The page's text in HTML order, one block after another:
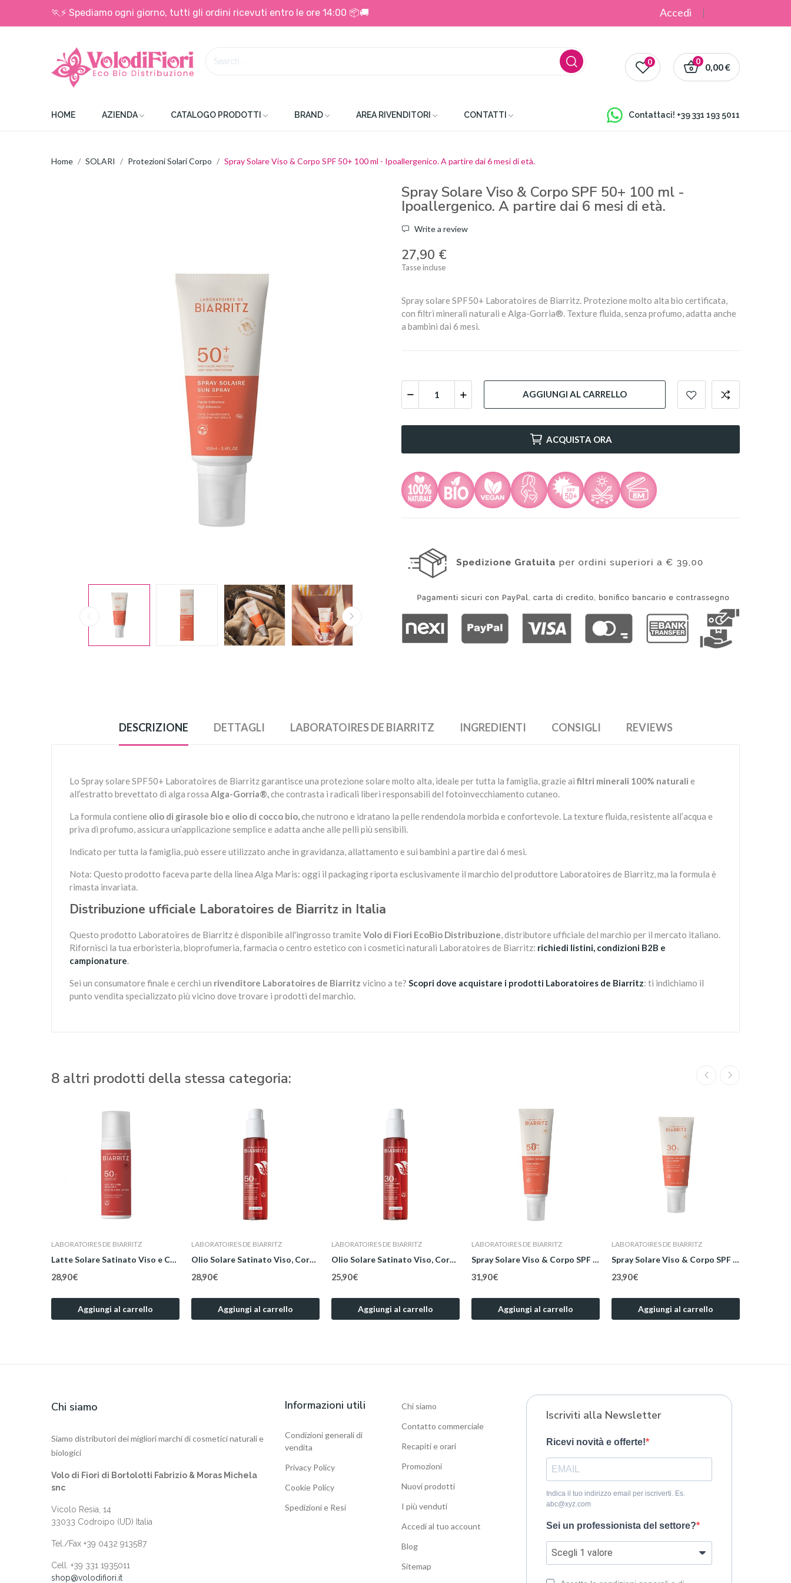
🏃⚡ Spediamo ogni giorno, tutti gli ordini ricevuti entro le ore 14:00 📦🚚 Accedi
0 0,00 €
0
HOME AZIENDA CATALOGO PRODOTTI BRAND AREA RIVENDITORI CONTATTI Contattaci! +39 331 193 5011
Home SOLARI Protezioni Solari Corpo Spray Solare Viso & Corpo SPF 50+ 100 ml - Ipoallergenico. A partire dai 6 mesi di età.
Spray Solare Viso & Corpo SPF 50+ 100 ml -
Ipoallergenico. A partire dai 6 mesi di età.
Write a review
27,90 €
Tasse incluse
Spray solare SPF50+ Laboratoires de Biarritz. Protezione molto alta bio certificata,
con filtri minerali naturali e Alga-Gorria®. Texture fluida, senza profumo, adatta anche
a bambini dai 6 mesi.
AGGIUNGI AL CARRELLO
ACQUISTA ORA
DESCRIZIONE DETTAGLI LABORATOIRES DE BIARRITZ INGREDIENTI CONSIGLI REVIEWS
Lo Spray solare SPF50+ Laboratoires de Biarritz garantisce una protezione solare molto alta, ideale per tutta la famiglia, grazie ai filtri minerali 100% naturali e
all’estratto brevettato di alga rossa Alga-Gorria®,che contrasta i radicali liberi responsabili del fotoinvecchiamento cutaneo.
La formula contiene olio di girasole bio e olio di cocco bio,che nutrono e idratano la pelle rendendola morbida e confortevole. La texture fluida, resistente all’acqua e
priva di profumo, assicura un’applicazione semplice e adatta anche alle pelli più sensibili.
Indicato per tutta la famiglia, può essere utilizzato anche in gravidanza, allattamento e sui bambini a partire dai 6 mesi.
Nota: Questo prodotto faceva parte della linea Alga Maris: oggi il packaging riporta esclusivamente il marchio del produttore Laboratoires de Biarritz, ma la formula è
rimasta invariata.
Distribuzione ufficiale Laboratoires de Biarritz in Italia
Questo prodotto Laboratoires de Biarritz è disponibile all'ingrosso tramite Volo di Fiori EcoBio Distribuzione, distributore ufficiale del marchio per il mercato italiano.
Rifornisci la tua erboristeria, bioprofumeria, farmacia o centro estetico con i cosmetici naturali Laboratoires de Biarritz: richiedi listini, condizioni B2B e
campionature.
Sei un consumatore finale e cerchi un rivenditore Laboratoires de Biarritz vicino a te? Scopri dove acquistare i prodotti Laboratoires de Biarritz: ti indichiamo il
punto vendita specializzato più vicino dove trovare i prodotti del marchio.
8 altri prodotti della stessa categoria:
LABORATOIRES DE BIARRITZ
Latte Solare Satinato Viso e Corpo SPF 50 100 ml
28,90 €
Aggiungi al carrello
LABORATOIRES DE BIARRITZ
Olio Solare Satinato Viso, Corpo e Capelli SPF...
28,90 €
Aggiungi al carrello
LABORATOIRES DE BIARRITZ
Olio Solare Satinato Viso, Corpo e Capelli SPF...
25,90 €
Aggiungi al carrello
LABORATOIRES DE BIARRITZ
Spray Solare Viso & Corpo SPF 50+ Family Size...
31,90 €
Aggiungi al carrello
LABORATOIRES DE BIARRITZ
Spray Solare Viso & Corpo SPF 30 100 ml
23,90 €
Aggiungi al carrello
Chi siamo
Siamo distributori dei migliori marchi di cosmetici naturali e
biologici
Volo di Fiori di Bortolotti Fabrizio & Moras Michela
snc
Vicolo Resia, 14
33033 Codroipo (UD) Italia
Tel./Fax +39 0432 913587
Cell. +‎39 331 1935011
shop@volodifiori.it
Informazioni utili
Condizioni generali di
vendita
Privacy Policy
Cookie Policy
Spedizioni e Resi
Chi siamo
Contatto commerciale
Recapiti e orari
Promozioni
Nuovi prodotti
I più venduti
Accedi al tuo account
Blog
Sitemap
Iscriviti alla Newsletter
Ricevi novità e offerte!
Indica il tuo indirizzo email per iscriverti. Es.
abc@xyz.com
Sei un professionista del settore?